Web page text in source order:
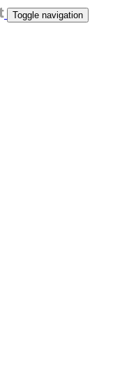
Toggle navigation